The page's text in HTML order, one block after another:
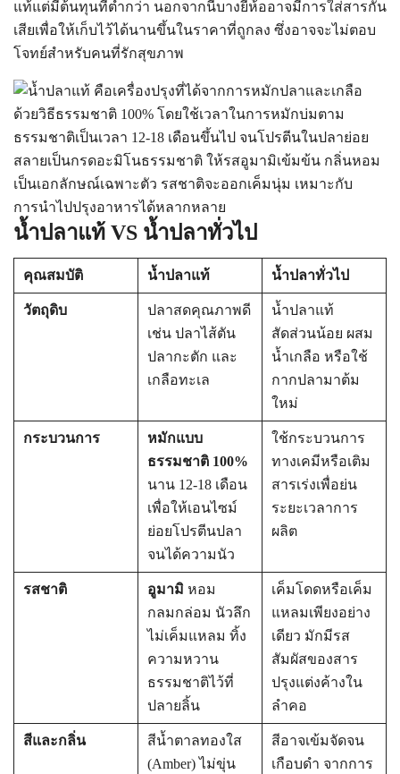
แท้แต่มีต้นทุนที่ต่ำกว่า นอกจากนี้บางยี่ห้ออาจมีการใส่สารกัน
เสียเพื่อให้เก็บไว้ได้นานขึ้นในราคาที่ถูกลง ซึ่งอาจจะไม่ตอบ
โจทย์สำหรับคนที่รักสุขภาพ
น้ำปลาแท้ VS น้ำปลาทั่วไป
คุณสมบัติ น้ำปลาแท้ น้ำปลาทั่วไป
วัตถุดิบ
ปลาสดคุณภาพดี
เช่น ปลาไส้ตัน
ปลากะตัก และ
เกลือทะเล
น้ำปลาแท้
สัดส่วนน้อย ผสม
น้ำเกลือ หรือใช้
กากปลามาต้ม
ใหม่
กระบวนการ
หมักแบบ
ธรรมชาติ 100%
นาน 12-18 เดือน
เพื่อให้เอนไซม์
ย่อยโปรตีนปลา
จนได้ความนัว
ใช้กระบวนการ
ทางเคมีหรือเติม
สารเร่งเพื่อย่น
ระยะเวลาการ
ผลิต
รสชาติ อูมามิ หอม
กลมกล่อม นัวลึก
ไม่เค็มแหลม ทิ้ง
ความหวาน
ธรรมชาติไว้ที่
ปลายลิ้น
เค็มโดดหรือเค็ม
แหลมเพียงอย่าง
เดียว มักมีรส
สัมผัสของสาร
ปรุงแต่งค้างใน
ลำคอ
สีและกลิ่น
สีน้ำตาลทองใส
(Amber) ไม่ขุ่น
สีอาจเข้มจัดจน
เกือบดำ จากการ